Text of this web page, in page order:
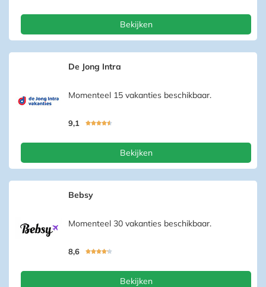
Bekijken
De Jong Intra
Momenteel 15 vakanties beschikbaar.
9,1 
Bekijken
Bebsy
Momenteel 30 vakanties beschikbaar.
8,6 
Bekijken